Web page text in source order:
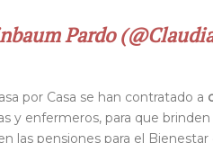
Pardo
por Casa se han contratado a
y enfermeros, para que
las pensiones para el